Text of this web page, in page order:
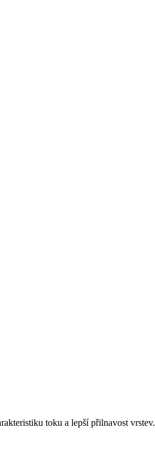
toku a lepší přilnavost vrstev.